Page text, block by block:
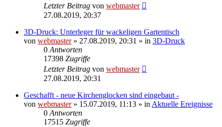
Letzter Beitrag von webmaster
27.08.2019, 20:37
3D-Druck: Unterleger für wackeligen Gartentisch
von webmaster» 27.08.2019, 20:31 » in 3D-Druck
0 Antworten
17398 Zugriffe
Letzter Beitrag von webmaster
27.08.2019, 20:31
Geschafft - neue Kirchenglocken sind eingebaut -
von webmaster» 15.07.2019, 11:13 » in Aktuelle Ereignisse
0 Antworten
17515 Zugriffe